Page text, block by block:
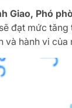
Giao, Phó
đạt mức
và hành vi